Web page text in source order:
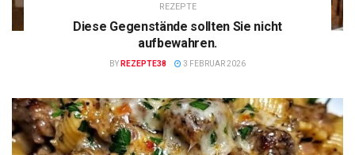
REZEPTE
Diese Gegenstände sollten Sie nicht
aufbewahren.
BY REZEPTE38 3 FEBRUAR 2026